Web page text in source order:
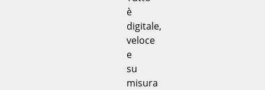
è
digitale,
veloce
e
su
misura